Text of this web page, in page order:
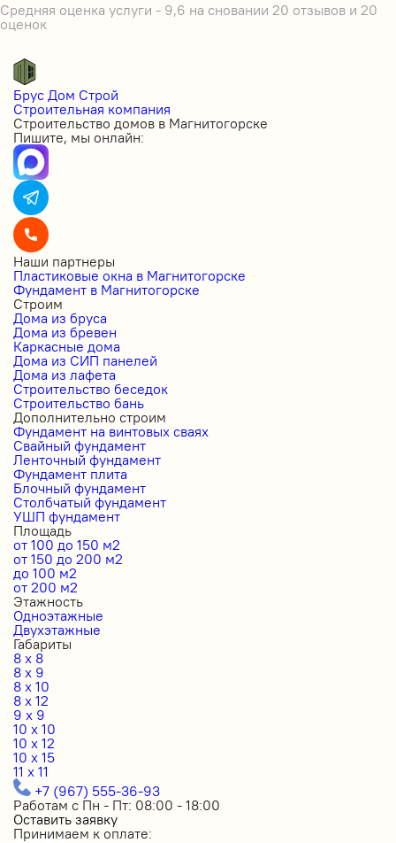
Средняя оценка услуги - 9,6 на сновании 20 отзывов и 20
оценок
Брус Дом Строй
Строительная компания
Строительство домов в Магнитогорске
Пишите, мы онлайн:
Наши партнеры
Пластиковые окна в Магнитогорске
Фундамент в Магнитогорске
Строим
Дома из бруса
Дома из бревен
Каркасные дома
Дома из СИП панелей
Дома из лафета
Строительство беседок
Строительство бань
Дополнительно строим
Фундамент на винтовых сваях
Свайный фундамент
Ленточный фундамент
Фундамент плита
Блочный фундамент
Столбчатый фундамент
УШП фундамент
Площадь
от 100 до 150 м2
от 150 до 200 м2
до 100 м2
от 200 м2
Этажность
Одноэтажные
Двухэтажные
Габариты
8 x 8
8 x 9
8 x 10
8 x 12
9 x 9
10 x 10
10 x 12
10 x 15
11 x 11
+7 (967) 555-36-93
Работам с Пн - Пт: 08:00 - 18:00
Оставить заявку
Принимаем к оплате: